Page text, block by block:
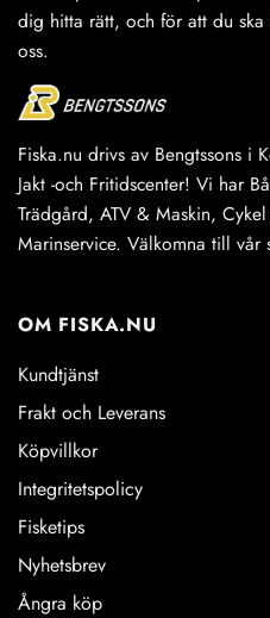
dig hitta rätt, och för att du
oss.
Fiska.nu drivs av Bengtssons i
Jakt -och Fritidscenter! Vi har
Trädgård, ATV & Maskin,
Marinservice. Välkomna till
OM FISKA.NU
Kundtjänst
Frakt och Leverans
Köpvillkor
Integritetspolicy
Fisketips
Nyhetsbrev
Ångra köp